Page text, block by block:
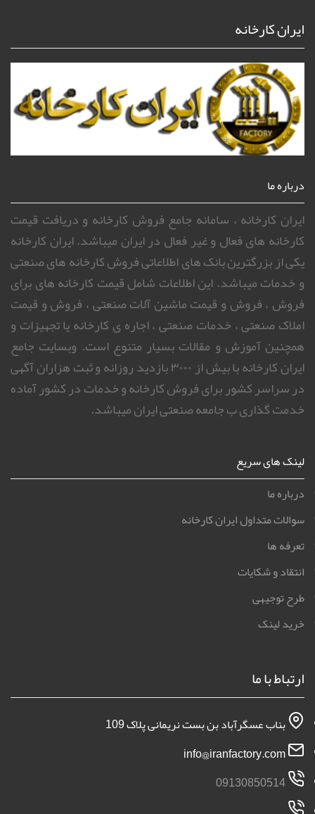
ایران کارخانه
درباره ما
ایران کارخانه ، سامانه جامع فروش کارخانه و دریافت قیمت
کارخانه های فعال و غیر فعال در ایران میباشد. ایران کارخانه
یکی از بزرگترین بانک های اطلاعاتی فروش کارخانه های صنعتی
و خدمات میباشد. این اطلاعات شامل قیمت کارخانه های برای
فروش ، فروش و قیمت ماشین آلات صنعتی ، فروش و قیمت
املاک صنعتی ، خدمات صنعتی ، اجاره ی کارخانه یا تجهیزات و
همچنین آموزش و مقالات بسیار متنوع است. وبسایت جامع
ایران کارخانه با بیش از ۳۰۰۰ بازدید روزانه و ثبت هزاران آگهی
در سراسر کشور برای فروش کارخانه و خدمات در کشور آماده
خدمت گذاری ب جامعه صنعتی ایران میباشد.
لینک های سریع
درباره ما
سوالات متداول ایران کارخانه
تعرفه ها
انتقاد و شکایات
طرح توجیهی
خرید لینک
ارتباط با ما
بناب عسگرآباد بن بست نریمانی پلاک 109
09130850514